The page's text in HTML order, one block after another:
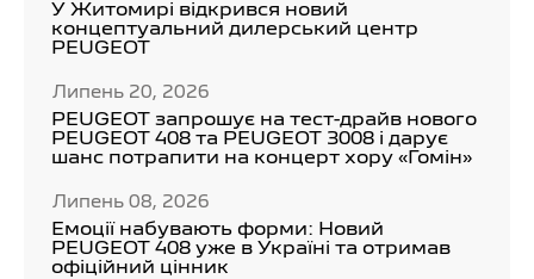
У Житомирі відкрився новий
концептуальний дилерський центр
PEUGEOT
Липень 20, 2026
PEUGEOT запрошує на тест-драйв нового
PEUGEOT 408 та PEUGEOT 3008 і дарує
шанс потрапити на концерт хору «Гомін»
Липень 08, 2026
Емоції набувають форми: Новий
PEUGEOT 408 уже в Україні та отримав
офіційний цінник